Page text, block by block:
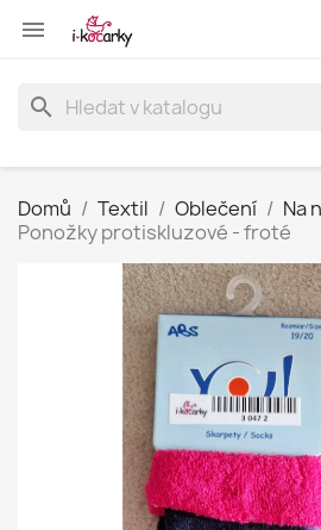

search
Domů Textil Oblečení Na
Ponožky protiskluzové - froté